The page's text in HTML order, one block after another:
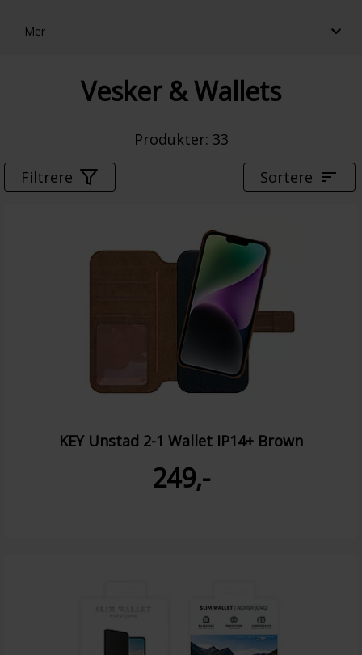
Mer
Vesker & Wallets
Produkter: 33
Filtrere
Sortere
KEY Unstad 2-1 Wallet IP14+ Brown
249,-